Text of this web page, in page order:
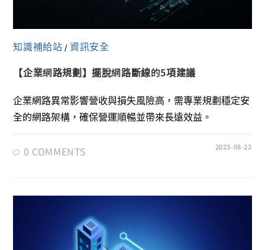
知識補給站 /資訊安全
【企業網路規劃】擺脫網路斷線的5項建議
企業網路異常影響營收與損失風險高，需專業規劃穩定安
全的網路架構，確保營運順暢並帶來長遠效益。
0 COMMENTS 2023-08-22